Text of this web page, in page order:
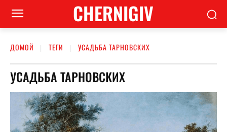
CHERNIGIV
ДОМОЙ ТЕГИ УСАДЬБА ТАРНОВСКИХ
УСАДЬБА ТАРНОВСКИХ